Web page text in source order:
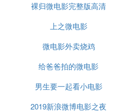
【父与女】
讲述父亲带着女儿一起骑单
骑过草地，骑上高坡，来到
日，年复一年的，来到河畔
【山水情】
老琴师在归途中病倒在荒村
裸归微电影完整版高清
上之微电影
微电影外卖烧鸡
给爸爸拍的微电影
男生要一起看小电影
2019新浪微博电影之夜